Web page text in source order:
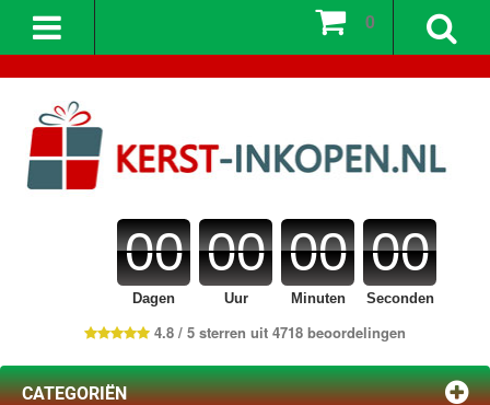
00
Dagen
00
Uur
00
Minuten
00
Seconden
4.8 / 5 sterren uit 4718 beoordelingen
0
CATEGORIËN